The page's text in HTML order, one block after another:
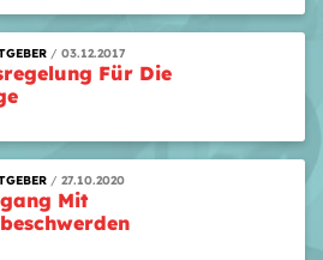
03.12.2017
Für Die
27.10.2020
Mit